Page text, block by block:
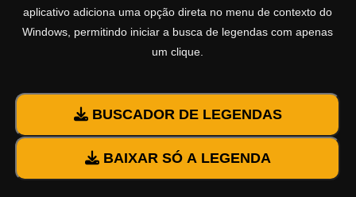
aplicativo adiciona uma opção direta no menu de contexto do
Windows, permitindo iniciar a busca de legendas com apenas
um clique.
BUSCADOR DE LEGENDAS
BAIXAR SÓ A LEGENDA